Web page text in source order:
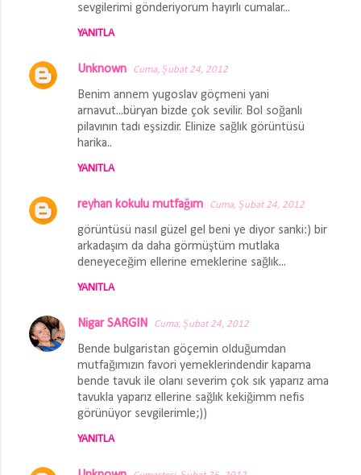
sevgilerimi gönderiyorum hayırlı cumalar...
YANITLA
Unknown Cuma, Şubat 24, 2012
Benim annem yugoslav göçmeni yani
arnavut...büryan bizde çok sevilir. Bol soğanlı
pilavının tadı eşsizdir. Elinize sağlık görüntüsü
harika..
YANITLA
reyhan kokulu mutfağım Cuma, Şubat 24, 2012
görüntüsü nasıl güzel gel beni ye diyor sanki:) bir
arkadaşım da daha görmüştüm mutlaka
deneyeceğim ellerine emeklerine sağlık...
YANITLA
Nigar SARGIN Cuma, Şubat 24, 2012
Bende bulgaristan göçemin olduğumdan
mutfağımızın favori yemeklerindendir kapama
bende tavuk ile olanı severim çok sık yaparız ama
tavukla yaparız ellerine sağlık kekiğimm nefis
görünüyor sevgilerimle;))
YANITLA